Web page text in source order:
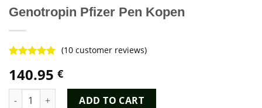
Genotropin Pfizer Pen Kopen
out of 5
based on
customer
ratings
(10 customer reviews)
140.95 €
Genotropin Pfizer Pen Kopen quantity
ADD TO CART